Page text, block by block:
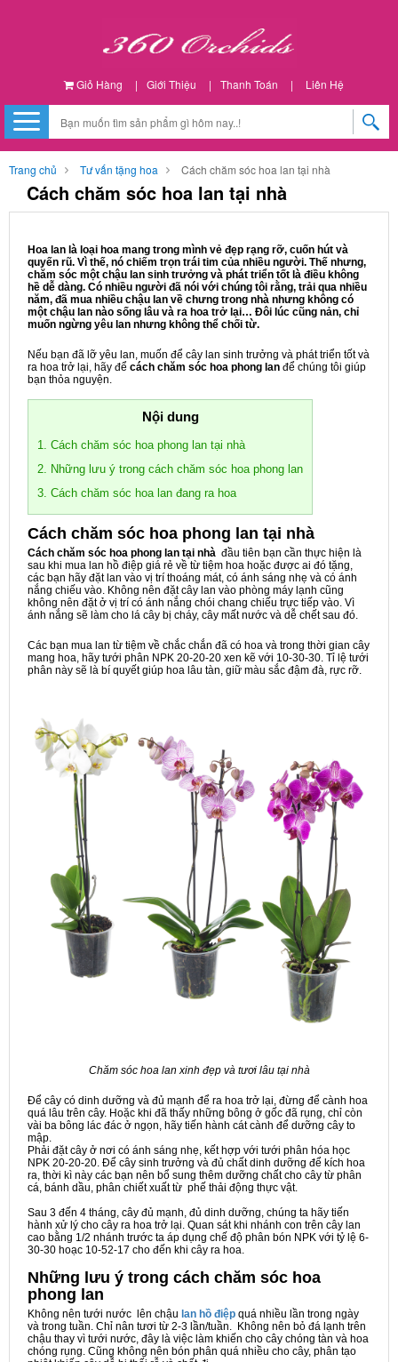
Giỏ Hàng | Giới Thiệu | Thanh Toán | Liên Hệ
Trang chủ Tư vấn tặng hoa Cách chăm sóc hoa lan tại nhà
Cách chăm sóc hoa lan tại nhà
Hoa lan là loại hoa mang trong mình vẻ đẹp rạng rỡ, cuốn hút và
quyến rũ. Vì thế, nó chiếm trọn trái tim của nhiều người. Thế nhưng,
chăm sóc một chậu lan sinh trưởng và phát triển tốt là điều không
hề dễ dàng. Có nhiều người đã nói với chúng tôi rằng, trải qua nhiều
năm, đã mua nhiều chậu lan về chưng trong nhà nhưng không có
một chậu lan nào sống lâu và ra hoa trở lại… Đôi lúc cũng nản, chỉ
muốn ngừng yêu lan nhưng không thể chối từ.
Nếu bạn đã lỡ yêu lan, muốn để cây lan sinh trưởng và phát triển tốt và
ra hoa trở lại, hãy để cách chăm sóc hoa phong lan để chúng tôi giúp
bạn thỏa nguyện.
Nội dung
1. Cách chăm sóc hoa phong lan tại nhà
2. Những lưu ý trong cách chăm sóc hoa phong lan
3. Cách chăm sóc hoa lan đang ra hoa
Cách chăm sóc hoa phong lan tại nhà
Cách chăm sóc hoa phong lan tại nhà đầu tiên bạn cần thực hiện là
sau khi mua lan hồ điệp giá rẻ về từ tiệm hoa hoặc được ai đó tặng,
các bạn hãy đặt lan vào vị trí thoáng mát, có ánh sáng nhẹ và có ánh
nắng chiếu vào. Không nên đặt cây lan vào phòng máy lạnh cũng
không nên đặt ở vị trí có ánh nắng chói chang chiếu trực tiếp vào. Vì
ánh nắng sẽ làm cho lá cây bị cháy, cây mất nước và dễ chết sau đó.
Các bạn mua lan từ tiệm về chắc chắn đã có hoa và trong thời gian cây
mang hoa, hãy tưới phân NPK 20-20-20 xen kẽ với 10-30-30. Tỉ lệ tưới
phân này sẽ là bí quyết giúp hoa lâu tàn, giữ màu sắc đậm đà, rực rỡ.
Chăm sóc hoa lan xinh đẹp và tươi lâu tại nhà
Để cây có dinh dưỡng và đủ mạnh để ra hoa trở lại, đừng để cành hoa
quá lâu trên cây. Hoặc khi đã thấy những bông ở gốc đã rụng, chỉ còn
vài ba bông lác đác ở ngọn, hãy tiến hành cát cành để dưỡng cây to
mập.
Phải đặt cây ở nơi có ánh sáng nhẹ, kết hợp với tưới phân hóa học
NPK 20-20-20. Để cây sinh trưởng và đủ chất dinh dưỡng để kích hoa
ra, thời kì này các bạn nên bổ sung thêm dưỡng chất cho cây từ phân
cá, bánh dầu, phân chiết xuất từ phế thải động thực vật.
Sau 3 đến 4 tháng, cây đủ mạnh, đủ dinh dưỡng, chúng ta hãy tiến
hành xử lý cho cây ra hoa trở lại. Quan sát khi nhánh con trên cây lan
cao bằng 1/2 nhánh trước ta áp dụng chế độ phân bón NPK với tỷ lệ 6-
30-30 hoạc 10-52-17 cho đến khi cây ra hoa.
Những lưu ý trong cách chăm sóc hoa
phong lan
Không nên tưới nước lên chậu lan hồ điệp quá nhiều lần trong ngày
và trong tuần. Chỉ nân tươi từ 2-3 lần/tuần. Không nên bỏ đá lạnh trên
chậu thay vì tưới nước, đây là việc làm khiến cho cây chóng tàn và hoa
chóng rụng. Cũng không nên bón phân quá nhiều cho cây, phân tạo